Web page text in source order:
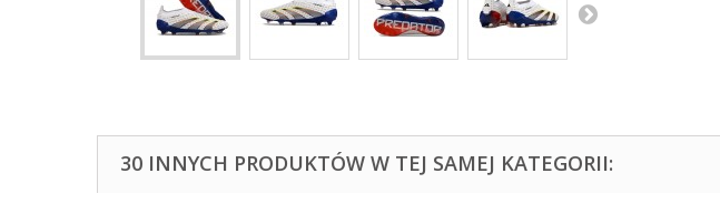
30 INNYCH PRODUKTÓW W TEJ SAMEJ KATEGORII: